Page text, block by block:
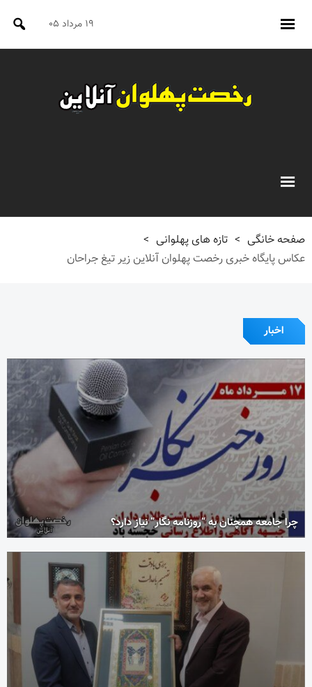
۱۹ مرداد ۰۵
صفحه خانگی > تازه های پهلوانی >
عکاس پایگاه خبری رخصت پهلوان آنلاین زیر تیغ جراحان
اخبار
چرا جامعه همچنان به “روزنامه نگار” نیاز دارد؟